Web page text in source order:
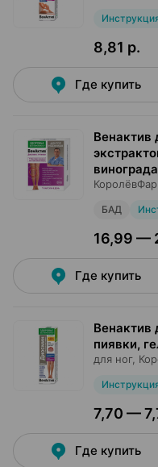
8,81 р.
Где купить
Венактив
БАД
16,99 —
Где купить
Венактив
пиявки,
для ног,
7,70 —
Где купить